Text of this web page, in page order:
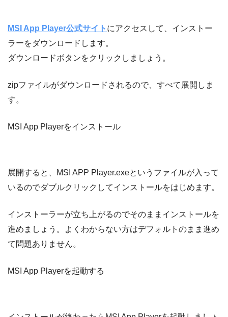
MSI App Player公式サイト にアクセスして、インストー
ラーをダウンロードします。
ダウンロードボタンをクリックしましょう。
zipファイルがダウンロードされるので、すべて展開しま
す。
MSI App Playerをインストール
展開すると、MSI APP Player.exeというファイルが入って
いるのでダブルクリックしてインストールをはじめます。
インストーラーが立ち上がるのでそのままインストールを
進めましょう。よくわからない方はデフォルトのまま進め
て問題ありません。
MSI App Playerを起動する